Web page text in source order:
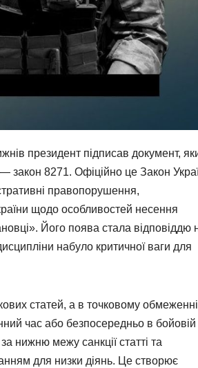
президент підписав документ,
закон 8271. Офіційно це Закон
правопорушення,
щодо особливостей несення
Його поява стала відповіддю
набуло критичної ваги для
статей, а в точковому обмеженні
час або безпосередньо в бойовій
нижню межу санкції статті та
для низки діянь. Це створює